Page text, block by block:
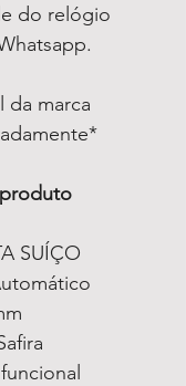
do relógio
da marca
SUÍÇO